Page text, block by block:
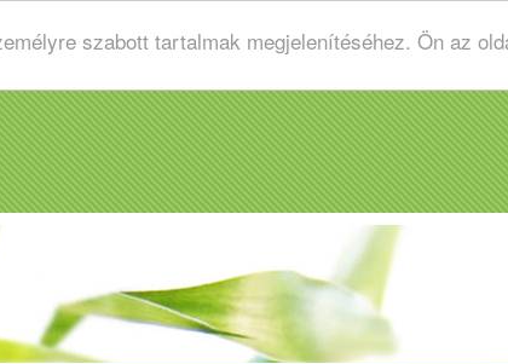
szabott tartalmak megjelenítéséhez. Ön az